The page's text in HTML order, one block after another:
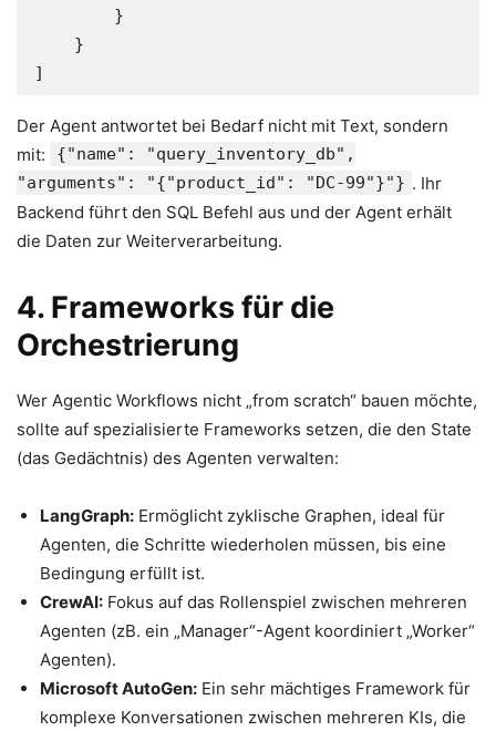
]
Der Agent antwortet bei Bedarf nicht mit Text, sondern
mit:
{"name": "query_inventory_db",
"arguments": "{"product_id": "DC-99"}"} . Ihr
Backend führt den SQL Befehl aus und der Agent erhält
die Daten zur Weiterverarbeitung.
4. Frameworks für die
Orchestrierung
Wer Agentic Workflows nicht „from scratch“ bauen möchte,
sollte auf spezialisierte Frameworks setzen, die den State
(das Gedächtnis) des Agenten verwalten:
LangGraph: Ermöglicht zyklische Graphen, ideal für
Agenten, die Schritte wiederholen müssen, bis eine
Bedingung erfüllt ist.
CrewAI: Fokus auf das Rollenspiel zwischen mehreren
Agenten (zB. ein „Manager“-Agent koordiniert „Worker“
Agenten).
Microsoft AutoGen: Ein sehr mächtiges Framework für
komplexe Konversationen zwischen mehreren KIs, die